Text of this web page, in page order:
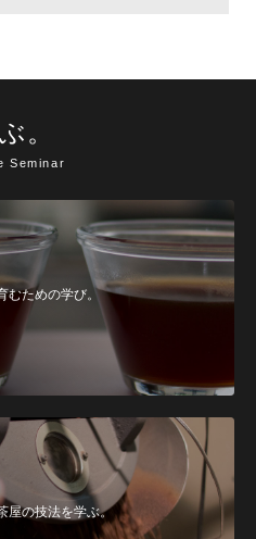
。
Seminar
むための学び。
屋の技法を学ぶ。